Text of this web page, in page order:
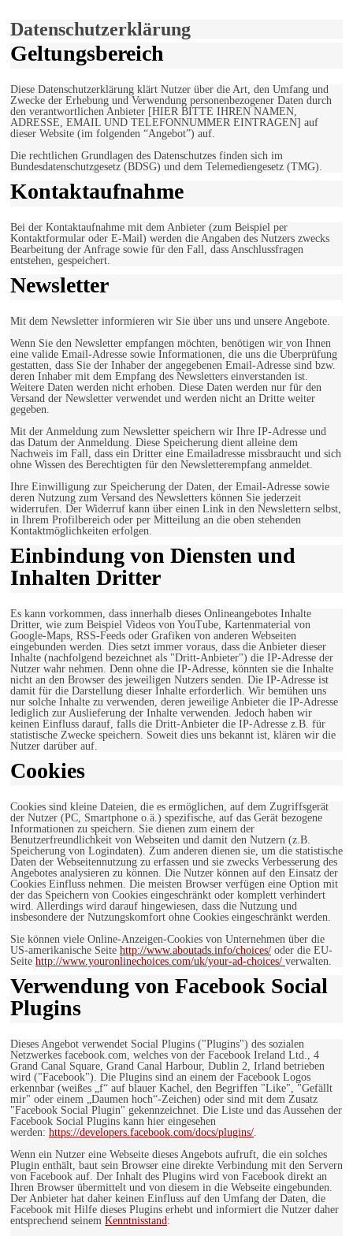
Datenschutzerklärung
Geltungsbereich
Diese Datenschutzerklärung klärt Nutzer über die Art, den Umfang und
Zwecke der Erhebung und Verwendung personenbezogener Daten durch
den verantwortlichen Anbieter [HIER BITTE IHREN NAMEN,
ADRESSE, EMAIL UND TELEFONNUMMER EINTRAGEN] auf
dieser Website (im folgenden “Angebot”) auf.
Die rechtlichen Grundlagen des Datenschutzes finden sich im
Bundesdatenschutzgesetz (BDSG) und dem Telemediengesetz (TMG).
Kontaktaufnahme
Bei der Kontaktaufnahme mit dem Anbieter (zum Beispiel per
Kontaktformular oder E-Mail) werden die Angaben des Nutzers zwecks
Bearbeitung der Anfrage sowie für den Fall, dass Anschlussfragen
entstehen, gespeichert.
Newsletter
Mit dem Newsletter informieren wir Sie über uns und unsere Angebote.
Wenn Sie den Newsletter empfangen möchten, benötigen wir von Ihnen
eine valide Email-Adresse sowie Informationen, die uns die Überprüfung
gestatten, dass Sie der Inhaber der angegebenen Email-Adresse sind bzw.
deren Inhaber mit dem Empfang des Newsletters einverstanden ist.
Weitere Daten werden nicht erhoben. Diese Daten werden nur für den
Versand der Newsletter verwendet und werden nicht an Dritte weiter
gegeben.
Mit der Anmeldung zum Newsletter speichern wir Ihre IP-Adresse und
das Datum der Anmeldung. Diese Speicherung dient alleine dem
Nachweis im Fall, dass ein Dritter eine Emailadresse missbraucht und sich
ohne Wissen des Berechtigten für den Newsletterempfang anmeldet.
Ihre Einwilligung zur Speicherung der Daten, der Email-Adresse sowie
deren Nutzung zum Versand des Newsletters können Sie jederzeit
widerrufen. Der Widerruf kann über einen Link in den Newslettern selbst,
in Ihrem Profilbereich oder per Mitteilung an die oben stehenden
Kontaktmöglichkeiten erfolgen.
Einbindung von Diensten und
Inhalten Dritter
Es kann vorkommen, dass innerhalb dieses Onlineangebotes Inhalte
Dritter, wie zum Beispiel Videos von YouTube, Kartenmaterial von
Google-Maps, RSS-Feeds oder Grafiken von anderen Webseiten
eingebunden werden. Dies setzt immer voraus, dass die Anbieter dieser
Inhalte (nachfolgend bezeichnet als "Dritt-Anbieter") die IP-Adresse der
Nutzer wahr nehmen. Denn ohne die IP-Adresse, könnten sie die Inhalte
nicht an den Browser des jeweiligen Nutzers senden. Die IP-Adresse ist
damit für die Darstellung dieser Inhalte erforderlich. Wir bemühen uns
nur solche Inhalte zu verwenden, deren jeweilige Anbieter die IP-Adresse
lediglich zur Auslieferung der Inhalte verwenden. Jedoch haben wir
keinen Einfluss darauf, falls die Dritt-Anbieter die IP-Adresse z.B. für
statistische Zwecke speichern. Soweit dies uns bekannt ist, klären wir die
Nutzer darüber auf.
Cookies
Cookies sind kleine Dateien, die es ermöglichen, auf dem Zugriffsgerät
der Nutzer (PC, Smartphone o.ä.) spezifische, auf das Gerät bezogene
Informationen zu speichern. Sie dienen zum einem der
Benutzerfreundlichkeit von Webseiten und damit den Nutzern (z.B.
Speicherung von Logindaten). Zum anderen dienen sie, um die statistische
Daten der Webseitennutzung zu erfassen und sie zwecks Verbesserung des
Angebotes analysieren zu können. Die Nutzer können auf den Einsatz der
Cookies Einfluss nehmen. Die meisten Browser verfügen eine Option mit
der das Speichern von Cookies eingeschränkt oder komplett verhindert
wird. Allerdings wird darauf hingewiesen, dass die Nutzung und
insbesondere der Nutzungskomfort ohne Cookies eingeschränkt werden.
Sie können viele Online-Anzeigen-Cookies von Unternehmen über die
US-amerikanische Seite http://www.aboutads.info/choices/ oder die EU-
Seite http://www.youronlinechoices.com/uk/your-ad-choices/ verwalten.
Verwendung von Facebook Social
Plugins
Dieses Angebot verwendet Social Plugins ("Plugins") des sozialen
Netzwerkes facebook.com, welches von der Facebook Ireland Ltd., 4
Grand Canal Square, Grand Canal Harbour, Dublin 2, Irland betrieben
wird ("Facebook"). Die Plugins sind an einem der Facebook Logos
erkennbar (weißes „f“ auf blauer Kachel, den Begriffen "Like", "Gefällt
mir" oder einem „Daumen hoch“-Zeichen) oder sind mit dem Zusatz
"Facebook Social Plugin" gekennzeichnet. Die Liste und das Aussehen der
Facebook Social Plugins kann hier eingesehen
werden: https://developers.facebook.com/docs/plugins/.
Wenn ein Nutzer eine Webseite dieses Angebots aufruft, die ein solches
Plugin enthält, baut sein Browser eine direkte Verbindung mit den Servern
von Facebook auf. Der Inhalt des Plugins wird von Facebook direkt an
Ihren Browser übermittelt und von diesem in die Webseite eingebunden.
Der Anbieter hat daher keinen Einfluss auf den Umfang der Daten, die
Facebook mit Hilfe dieses Plugins erhebt und informiert die Nutzer daher
entsprechend seinem Kenntnisstand: